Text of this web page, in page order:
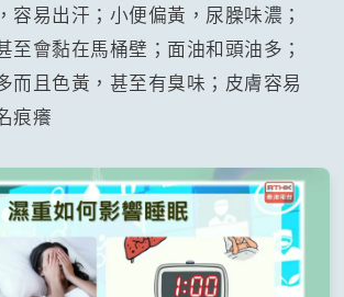
容易出汗；小便偏黃，尿臊味濃；
至會黏在馬桶壁；面油和頭油多；
而且色黃，甚至有臭味；皮膚容易
痕癢